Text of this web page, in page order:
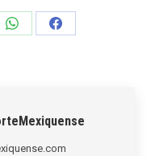
Share
Share